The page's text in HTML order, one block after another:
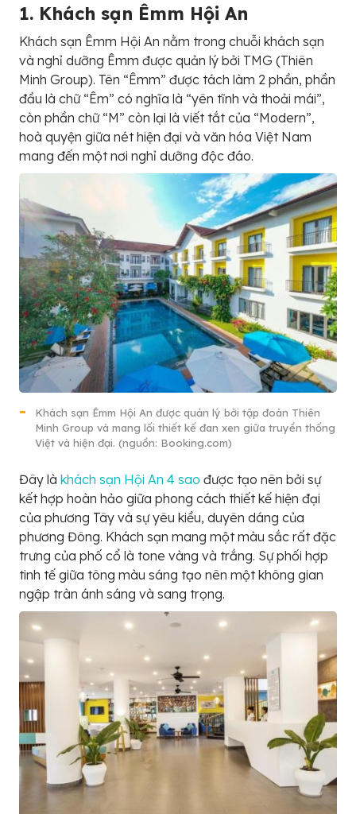
1. Khách sạn Êmm Hội An
Khách sạn Êmm Hội An nằm trong chuỗi khách sạn
và nghỉ dưỡng Êmm được quản lý bởi TMG (Thiên
Minh Group). Tên “Êmm” được tách làm 2 phần, phần
đầu là chữ “Êm” có nghĩa là “yên tĩnh và thoải mái”,
còn phần chữ “M” còn lại là viết tắt của “Modern”,
hoà quyện giữa nét hiện đại và văn hóa Việt Nam
mang đến một nơi nghỉ dưỡng độc đáo.
Khách sạn Êmm Hội An được quản lý bởi tập đoàn Thiên
Minh Group và mang lối thiết kế đan xen giữa truyền thống
Việt và hiện đại. (nguồn: Booking.com)
Đây là khách sạn Hội An 4 sao được tạo nên bởi sự
kết hợp hoàn hảo giữa phong cách thiết kế hiện đại
của phương Tây và sự yêu kiều, duyên dáng của
phương Đông. Khách sạn mang một màu sắc rất đặc
trưng của phố cổ là tone vàng và trắng. Sự phối hợp
tinh tế giữa tông màu sáng tạo nên một không gian
ngập tràn ánh sáng và sang trọng.